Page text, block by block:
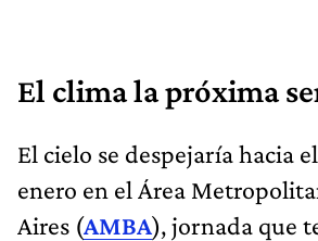
El clima la próxima
El cielo se despejaría hacia
enero en el Área
Aires (AMBA), jornada que